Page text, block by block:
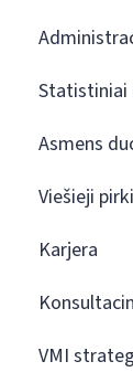
Statistiniai
Asmens
Viešieji
Karjera
VMI